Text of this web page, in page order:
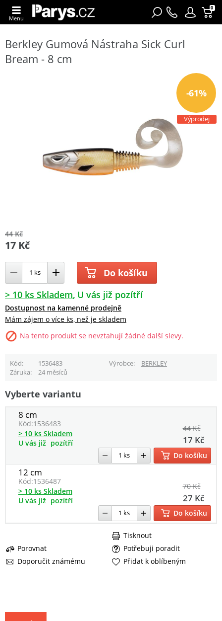
0
Menu
Berkley Gumová Nástraha Sick Curl
Bream - 8 cm
-61%
Výprodej
44 Kč
17 Kč
Do košíku
> 10 ks Skladem U vás již pozítří
Dostupnost na kamenné prodejně
Mám zájem o více ks, než je skladem
Na tento produkt se nevztahují žádné další slevy.
Kód 1536483 Výrobce
BERKLEY
Záruka
24 měsíců
Vyberte variantu
8 cm
Kód:1536483 44 Kč
17 Kč
> 10 ks Skladem
U vás již pozítří
Do košíku
12 cm
Kód:1536487 70 Kč
27 Kč
> 10 ks Skladem
U vás již pozítří
Do košíku
Porovnat
Potřebuji poradit
Doporučit známému
Tisknout
Přidat k oblíbeným